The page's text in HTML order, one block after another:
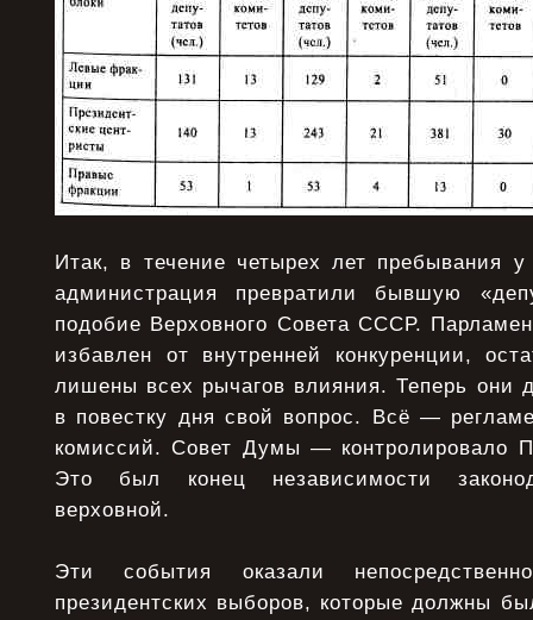
Итак, в течение четырех лет пребывания
администрация превратили бывшую
подобие Верховного Совета СССР.
избавлен от внутренней конкуренции,
лишены всех рычагов влияния. Теперь они
в повестку дня свой вопрос. Всё —
комиссий. Совет Думы — контролировало
Это был конец независимости
верховной.
Эти события оказали
президентских выборов, которые должны